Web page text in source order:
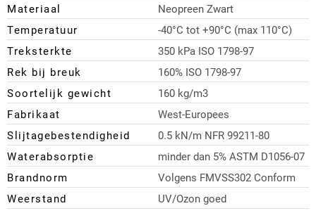
Materiaal
Neopreen Zwart
Temperatuur
-40°C tot +90°C (max 110°C)
Treksterkte
350 kPa ISO 1798-97
Rek bij breuk
160% ISO 1798-97
Soortelijk gewicht
160 kg/m3
Fabrikaat
West-Europees
Slijtagebestendigheid
0.5 kN/m NFR 99211-80
Waterabsorptie
minder dan 5% ASTM D1056-07
Brandnorm
Volgens FMVSS302 Conform
Weerstand
UV/Ozon goed